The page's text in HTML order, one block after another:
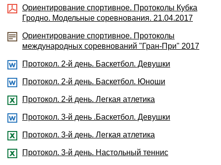
Ориентирование спортивное. Протоколы Кубка
Гродно. Модельные соревнования. 21.04.2017
Ориентирование спортивное. Протоколы
международных соревнований "Гран-При" 2017
Протокол. 2-й день. Баскетбол. Девушки
Протокол. 2-й день. Баскетбол. Юноши
Протокол. 2-й день. Легкая атлетика
Протокол. 3-й день .Баскетбол. Девушки
Протокол. 3-й день. Легкая атлетика
Протокол. 3-й день. Настольный теннис